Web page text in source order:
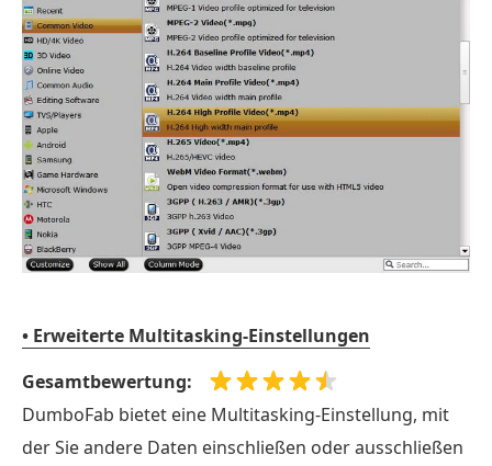
• Erweiterte Multitasking-Einstellungen
Gesamtbewertung:
DumboFab bietet eine Multitasking-Einstellung, mit
der Sie andere Daten einschließen oder ausschließen